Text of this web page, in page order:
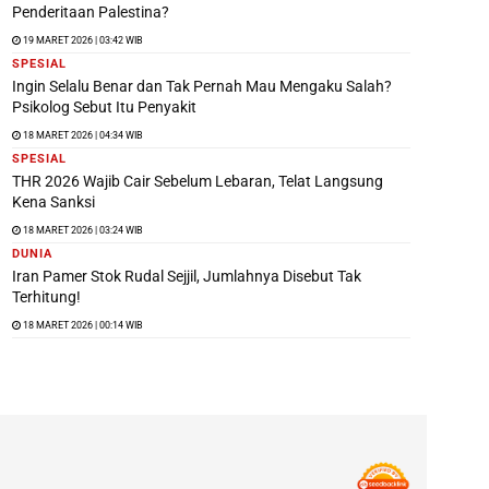
Penderitaan Palestina?
19 MARET 2026 | 03:42 WIB
SPESIAL
Ingin Selalu Benar dan Tak Pernah Mau Mengaku Salah?
Psikolog Sebut Itu Penyakit
18 MARET 2026 | 04:34 WIB
SPESIAL
THR 2026 Wajib Cair Sebelum Lebaran, Telat Langsung
Kena Sanksi
18 MARET 2026 | 03:24 WIB
DUNIA
Iran Pamer Stok Rudal Sejjil, Jumlahnya Disebut Tak
Terhitung!
18 MARET 2026 | 00:14 WIB